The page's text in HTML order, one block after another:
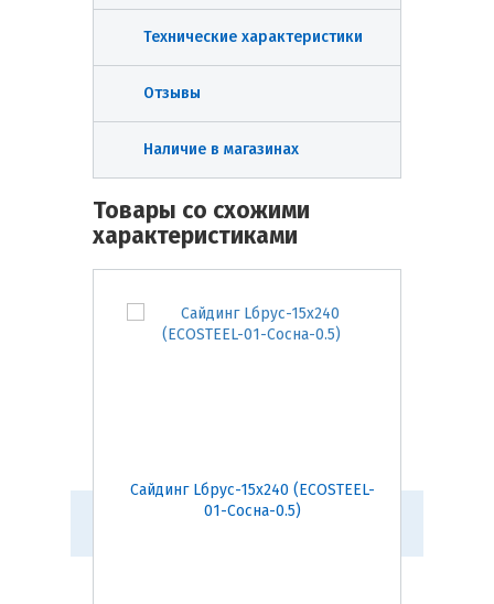
Технические характеристики
Отзывы
Наличие в магазинах
Товары со схожими
характеристиками
Сайдинг Lбрус-15х240 (ECOSTEEL-
01-Сосна-0.5)